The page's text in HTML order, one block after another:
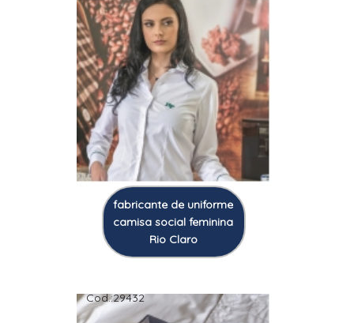
fabricante de uniforme
camisa social feminina
Rio Claro
Cod.:29432